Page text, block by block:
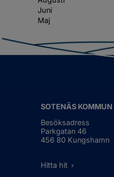
Juni
Maj
SOTENÄS KOMMUN
Besöksadress
Parkgatan 46
456 80 Kungshamn
Hitta hit